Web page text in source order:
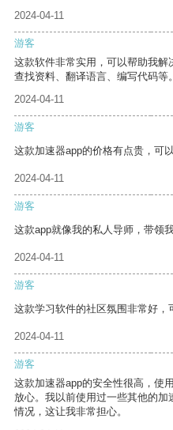
2024-04-11
游客
这款软件非常实用，可以帮助我
查找资料、翻译语言、编写代码等。
2024-04-11
游客
这款加速器app的价格有点贵，可
2024-04-11
游客
这款app就像我的私人导师，带领
2024-04-11
游客
这款学习软件的社区氛围非常好，
2024-04-11
游客
这款加速器app的安全性很高，使
放心。我以前使用过一些其他的
情况，这让我非常担心。